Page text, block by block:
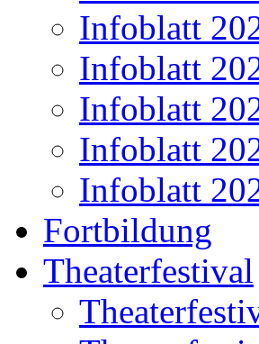
Infoblatt
Infoblatt
Infoblatt
Infoblatt
Infoblatt
Fortbildung
Theaterfestival